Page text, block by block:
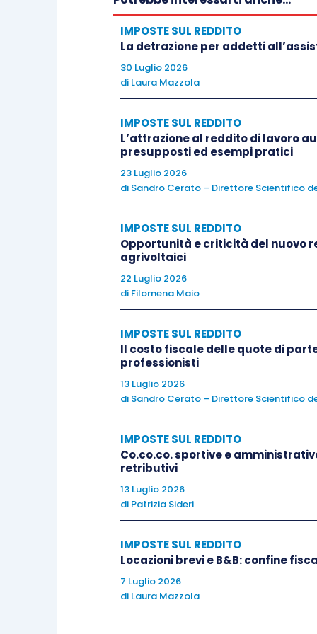
battesimo giornalistico).
È importante, tuttavia, che la
società ed enti, nonché da qualsiasi
capitale, ma anchei costi e gli oneri
delegato
non tremi su questa svolta a
Si intuisce chiaramente che la
forme pensionistiche complementar
impositivo che si basa sul c.d.
come da molti auspicato, passando
Esenzione, Tassazione), vale a dire
contribuzione, quello suirendimenti
beneficiario. Più limitatamente,
omogeneizzare il trattamento
investimenti.
delle relative addizionali sia “
almeno
prelievo a monte a titolo definitivo”
porta aperta performe diverse di
aiuta a svuotare quella “valigia di
Riforma.
IMPOSTE SUL REDDITO
La detrazione per addetti
30 Luglio 2026
di Laura Mazzola
IMPOSTE SUL REDDITO
L’attrazione al reddito di lavoro
presupposti ed esempi pratici
23 Luglio 2026
di Sandro Cerato – Direttore Scientifico
IMPOSTE SUL REDDITO
Opportunità e criticità del nuovo
agrivoltaici
22 Luglio 2026
di Filomena Maio
IMPOSTE SUL REDDITO
Il costo fiscale delle quote di
professionisti
13 Luglio 2026
di Sandro Cerato – Direttore Scientifico
IMPOSTE SUL REDDITO
Co.co.co. sportive e
retributivi
13 Luglio 2026
di Patrizia Sideri
IMPOSTE SUL REDDITO
Locazioni brevi e B&B: confine
7 Luglio 2026
di Laura Mazzola